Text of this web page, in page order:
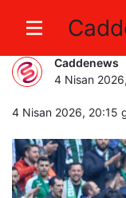
Bursaspor
Caddenews
4 Nisan
4 Nisan 2026, 20:15